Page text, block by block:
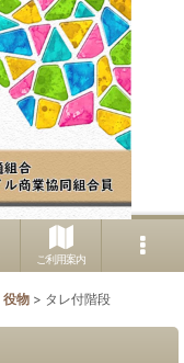
ご利用案内
役物 > タレ付階段